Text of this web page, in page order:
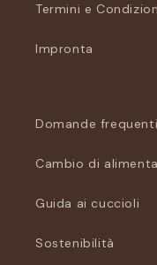
Termini e
Impronta
Domande
Cambio di
Guida ai cuccioli
Sostenibilità